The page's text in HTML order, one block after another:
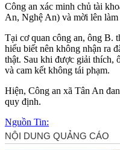
Công an xác minh chủ tài
An, Nghệ An) và mời lên làm
Tại cơ quan công an, ông B.
hiểu biết nên không nhận ra
thật. Sau khi được giải thích,
và cam kết không tái phạm.
Hiện, Công an xã Tân An
quy định.
Nguồn Tin: